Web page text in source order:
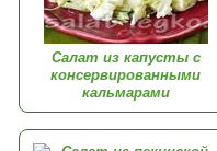
Салат из капусты с
консервированными
кальмарами